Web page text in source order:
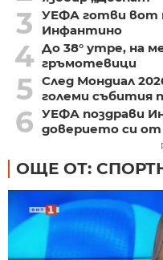
3
УЕФА готви вот
Инфантино
4 До 38° утре, на
гръмотевици
5 След Мондиал
големи събития
6 УЕФА поздрави
доверието си
ОЩЕ ОТ: